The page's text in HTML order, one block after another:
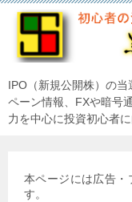
IPO（新規公開株）の
ペーン情報、FXや暗号
力を中心に投資初心者
本ページには広告・
す。